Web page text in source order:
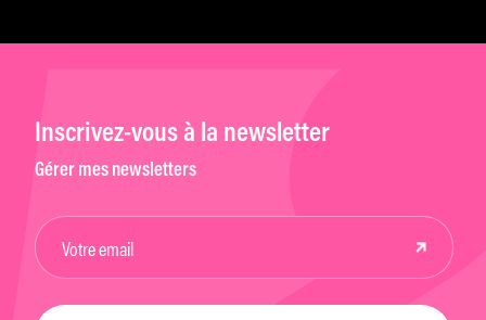
Inscrivez-vous à la newsletter
Gérer mes newsletters